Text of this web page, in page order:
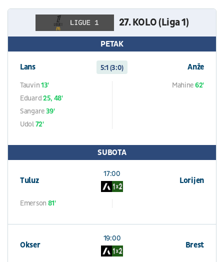
27. KOLO (Liga 1)
PETAK
Lans 5:1 (3:0) Anže
Tauvin13'
Eduard25, 48'
Sangare39'
Udol72'
Mahine62'
SUBOTA
Tuluz
17:00
Lorijen
Emerson 81'
Okser
19:00
Brest